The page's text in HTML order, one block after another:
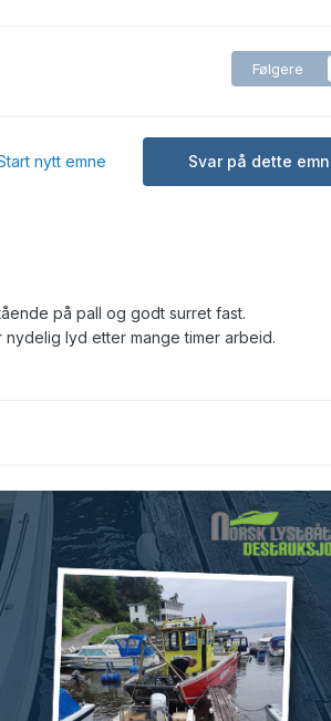
Følgere
Svar på dette
nytt emne
på pall og godt surret fast.
lyd etter mange timer arbeid.